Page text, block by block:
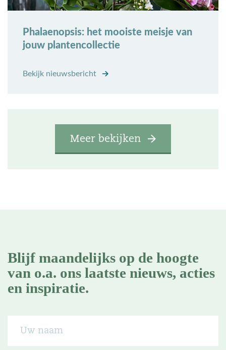
Phalaenopsis: het mooiste meisje van
jouw plantencollectie
Bekijk nieuwsbericht
Meer bekijken
Blijf maandelijks op de hoogte
van o.a. ons laatste nieuws, acties
en inspiratie.